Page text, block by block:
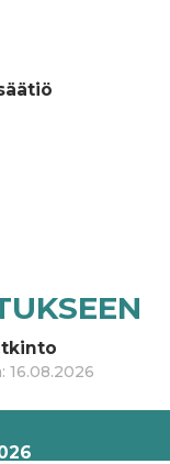
: 16.08.2026